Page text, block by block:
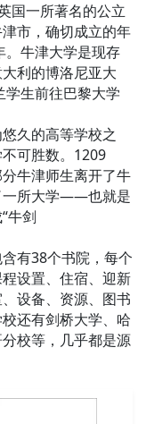
国一所著名的公立
市，确切成立的年
。牛津大学是现存
利的博洛尼亚大
生前往巴黎大学
久的高等学校之
可胜数。1209
牛津师生离开了牛
一所大学——也就是
牛剑
有38个书院，每个
设置、住宿、迎新
设备、资源、图书
还有剑桥大学、哈
校等，几乎都是源